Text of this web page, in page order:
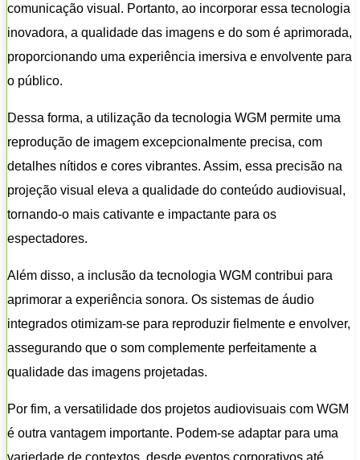
comunicação visual. Portanto, ao incorporar essa tecnologia
inovadora, a qualidade das imagens e do som é aprimorada,
proporcionando uma experiência imersiva e envolvente para
o público.
Dessa forma, a utilização da tecnologia WGM permite uma
reprodução de imagem excepcionalmente precisa, com
detalhes nítidos e cores vibrantes. Assim, essa precisão na
projeção visual eleva a qualidade do conteúdo audiovisual,
tornando-o mais cativante e impactante para os
espectadores.
Além disso, a inclusão da tecnologia WGM contribui para
aprimorar a experiência sonora. Os sistemas de áudio
integrados otimizam-se para reproduzir fielmente e envolver,
assegurando que o som complemente perfeitamente a
qualidade das imagens projetadas.
Por fim, a versatilidade dos projetos audiovisuais com WGM
é outra vantagem importante. Podem-se adaptar para uma
variedade de contextos, desde eventos corporativos até